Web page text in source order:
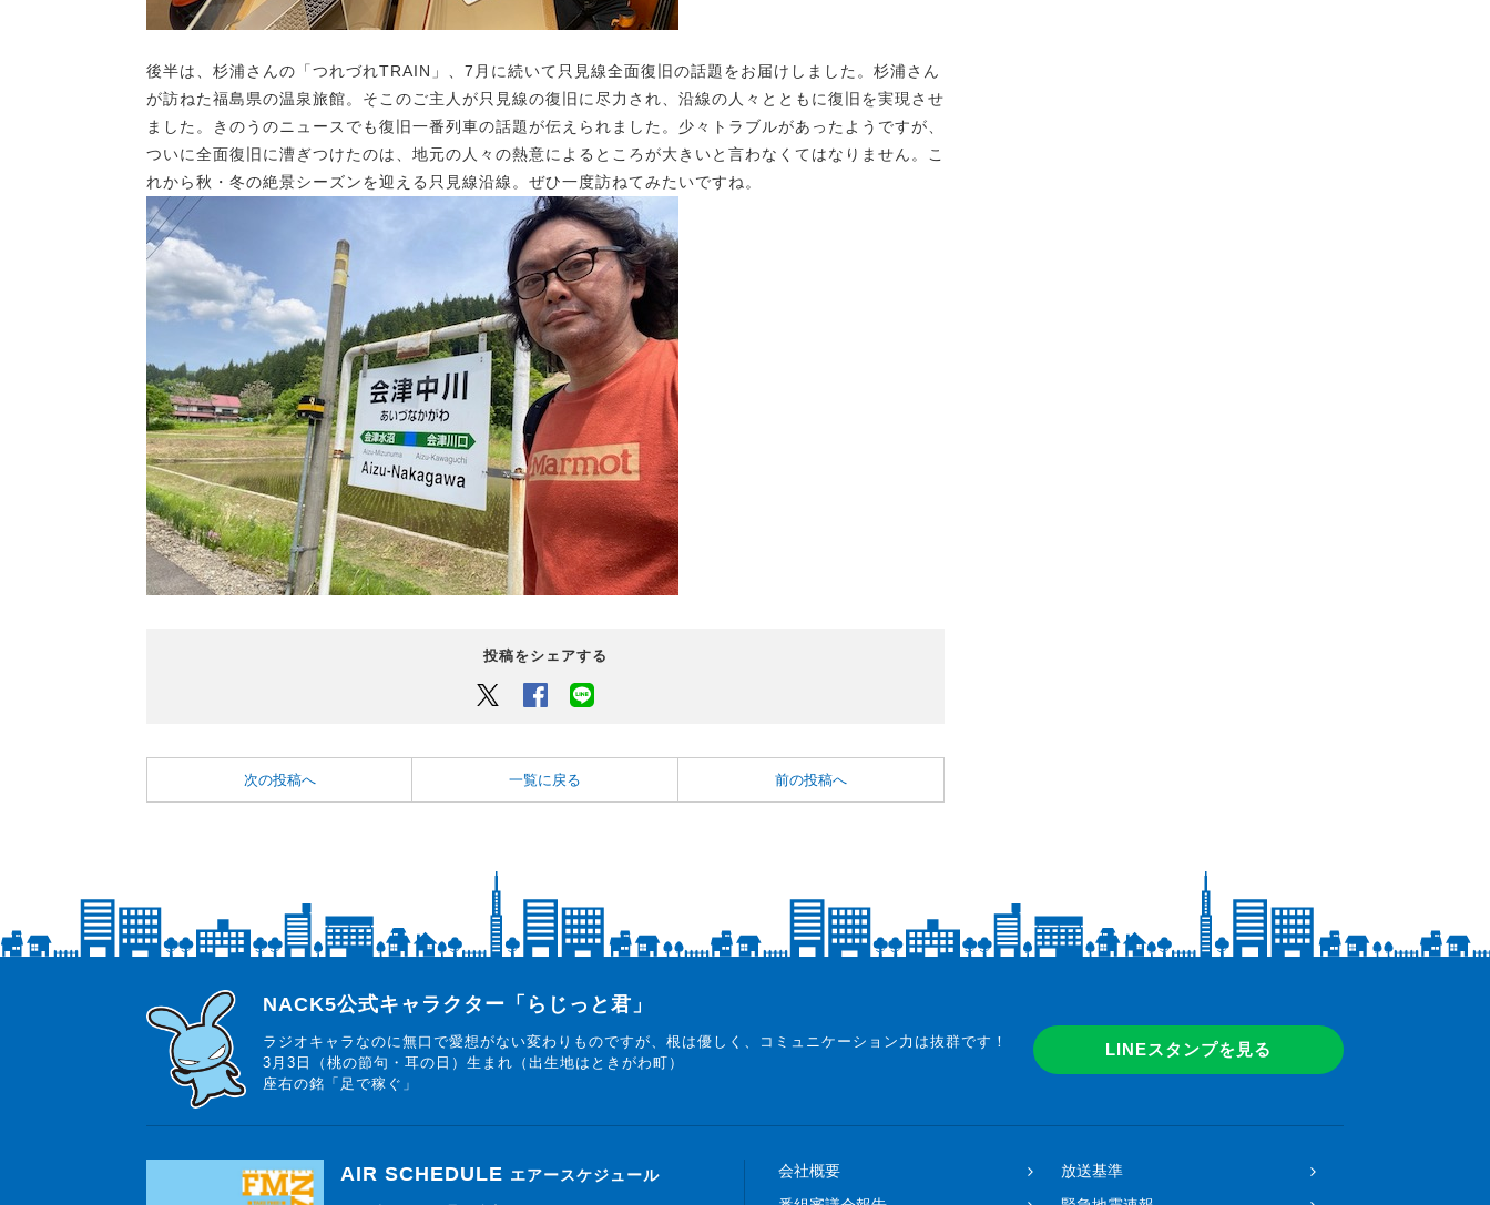
後半は、杉浦さんの「つれづれTRAIN」、7月に続いて只見線全面復旧の話題をお届けしました。杉浦さん
が訪ねた福島県の温泉旅館。そこのご主人が只見線の復旧に尽力され、沿線の人々とともに復旧を実現させ
ました。きのうのニュースでも復旧一番列車の話題が伝えられました。少々トラブルがあったようですが、
ついに全面復旧に漕ぎつけたのは、地元の人々の熱意によるところが大きいと言わなくてはなりません。こ
れから秋・冬の絶景シーズンを迎える只見線沿線。ぜひ一度訪ねてみたいですね。
投稿をシェアする
Twitter Facebook
次の投稿へ 一覧に戻る 前の投稿へ
らじっと君
NACK5公式キャラクター「らじっと君」
ラジオキャラなのに無口で愛想がない変わりものですが、根は優しく、コミュニケーション力は抜群です！
3月3日（桃の節句・耳の日）生まれ（出生地はときがわ町）
座右の銘「足で稼ぐ」
LINEスタンプを見る
AIR SCHEDULE エアースケジュール 会社概要
放送基準